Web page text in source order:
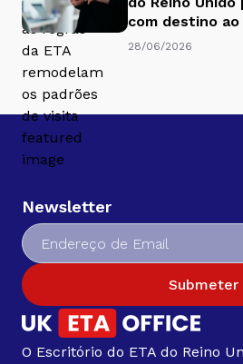
com destino ao
28/06/2026
Newsletter
Submeter
O Escritório do ETA do Reino